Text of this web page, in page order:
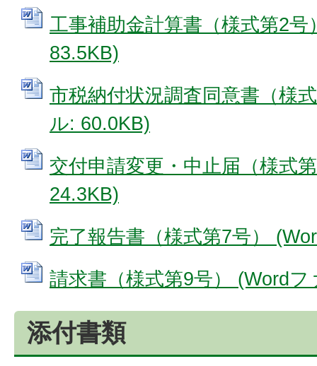
工事補助金計算書（様式第2
83.5KB)
市税納付状況調査同意書（様
ル: 60.0KB)
交付申請変更・中止届（様式
24.3KB)
完了報告書（様式第7号）
請求書（様式第9号） (Word
添付書類